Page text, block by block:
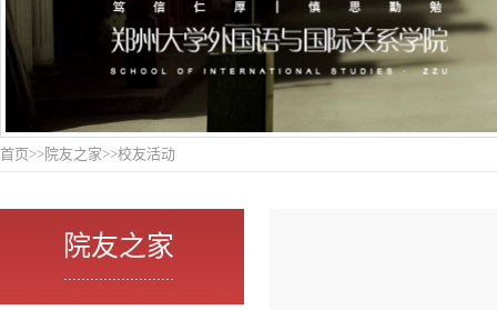
首页>>院友之家>>校友活动
院友之家